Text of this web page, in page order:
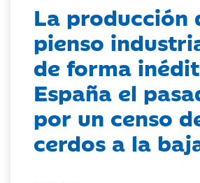
La producción
pienso
de forma
España el
por un censo
cerdos a la